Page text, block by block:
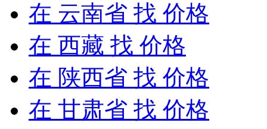
在 云南省 找 价格
在 西藏 找 价格
在 陕西省 找 价格
在 甘肃省 找 价格